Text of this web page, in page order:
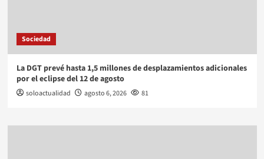
Sociedad
La DGT prevé hasta 1,5 millones de desplazamientos adicionales
por el eclipse del 12 de agosto
soloactualidad agosto 6, 2026 81